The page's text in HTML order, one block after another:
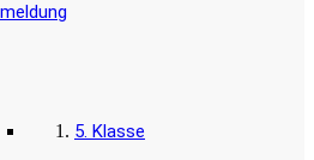
5. Klasse